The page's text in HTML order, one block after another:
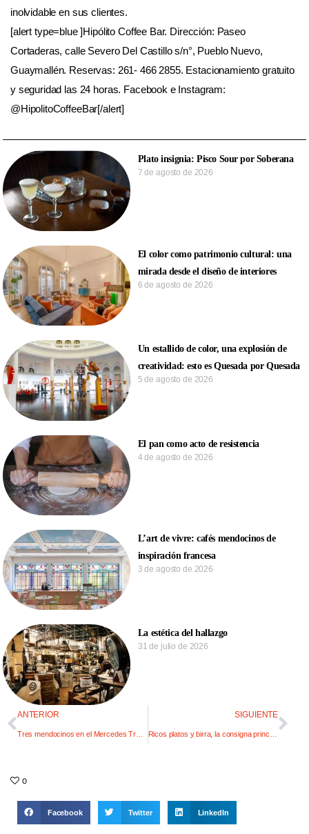
inolvidable en sus clientes.
[alert type=blue ]Hipólito Coffee Bar. Dirección: Paseo
Cortaderas, calle Severo Del Castillo s/n°, Pueblo Nuevo,
Guaymallén. Reservas: 261- 466 2855. Estacionamiento gratuito
y seguridad las 24 horas. Facebook e Instagram:
@HipolitoCoffeeBar[/alert]
Plato insignia: Pisco Sour por Soberana
7 de agosto de 2026
El color como patrimonio cultural: una
mirada desde el diseño de interiores
6 de agosto de 2026
Un estallido de color, una explosión de
creatividad: esto es Quesada por Quesada
5 de agosto de 2026
El pan como acto de resistencia
4 de agosto de 2026
L’art de vivre: cafés mendocinos de
inspiración francesa
3 de agosto de 2026
La estética del hallazgo
31 de julio de 2026
ANTERIOR
Tres mendocinos en el Mercedes Trophy de Stuttgart
SIGUIENTE
0
Facebook Twitter LinkedIn